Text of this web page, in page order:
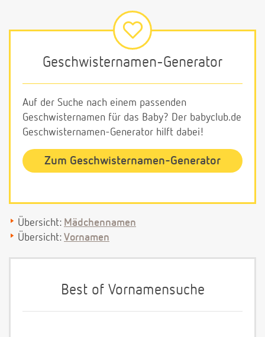
Geschwisternamen-Generator
Auf der Suche nach einem passenden
Geschwisternamen für das Baby? Der babyclub.de
Geschwisternamen-Generator hilft dabei!
Zum Geschwisternamen-Generator
Übersicht: Mädchennamen
Übersicht: Vornamen
Best of Vornamensuche